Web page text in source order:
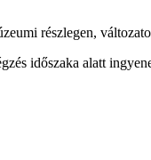
részlegen,
időszaka alatt